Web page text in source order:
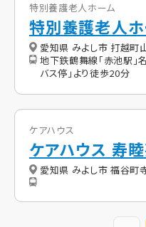
特別養護老人ホーム
特別養護老人
愛知県 みよし市 打越町
地下鉄鶴舞線「赤池駅」
バス停」より徒歩20分
ケアハウス
ケアハウス 寿
愛知県 みよし市 福谷町